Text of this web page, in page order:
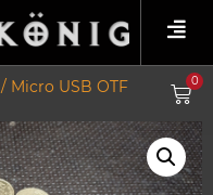
0
/ Micro USB OTF